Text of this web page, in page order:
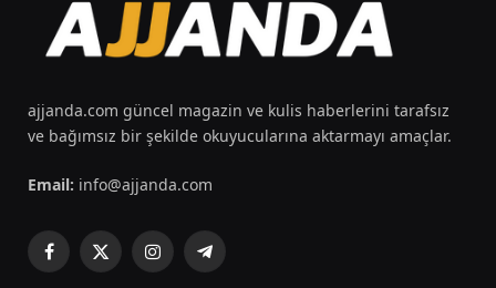
ajjanda.com güncel magazin ve kulis haberlerini tarafsız
ve bağımsız bir şekilde okuyucularına aktarmayı amaçlar.
Email: info@ajjanda.com
Facebook
X
InstagramTelegram